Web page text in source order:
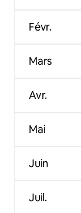
Févr.
Mars
Avr.
Mai
Juin
Juil.